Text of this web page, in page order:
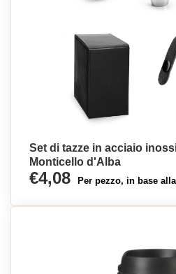
Set di tazze in acciaio
Monticello d'Alba
€4,08 Per pezzo, in base